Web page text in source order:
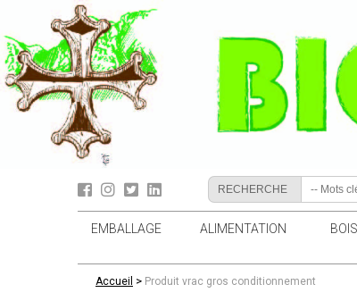
RECHERCHE
EMBALLAGE ALIMENTATION
Accueil > Produit vrac gros conditionnement